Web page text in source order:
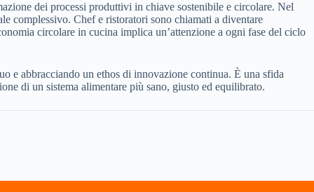
dei processi produttivi in chiave sostenibile e circolare. Nel
complessivo. Chef e ristoratori sono chiamati a diventare
circolare in cucina implica un’attenzione a ogni fase del ciclo
e abbracciando un ethos di innovazione continua. È una sfida
di un sistema alimentare più sano, giusto ed equilibrato.